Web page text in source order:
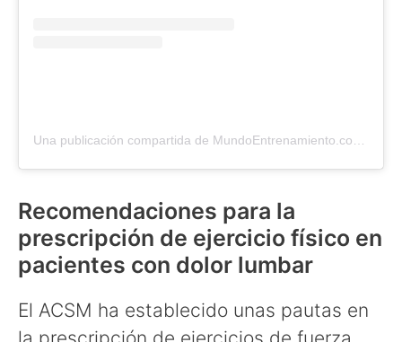
Recomendaciones para la
prescripción de ejercicio físico en
pacientes con dolor lumbar
El ACSM ha establecido unas pautas en